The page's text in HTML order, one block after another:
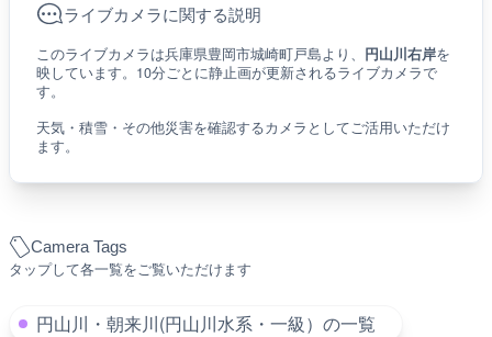
Camera Tags
タップして各一覧をご覧いただけます
円山川・朝来川(円山川水系・一級）の一覧
ライブカメラに関する説明
このライブカメラは兵庫県豊岡市城崎町戸島より、 円山川右岸を
映しています。10分ごとに静止画が更新されるライブカメラで
す。
天気・積雪・その他災害を確認するカメラとしてご活用いただけ
ます。